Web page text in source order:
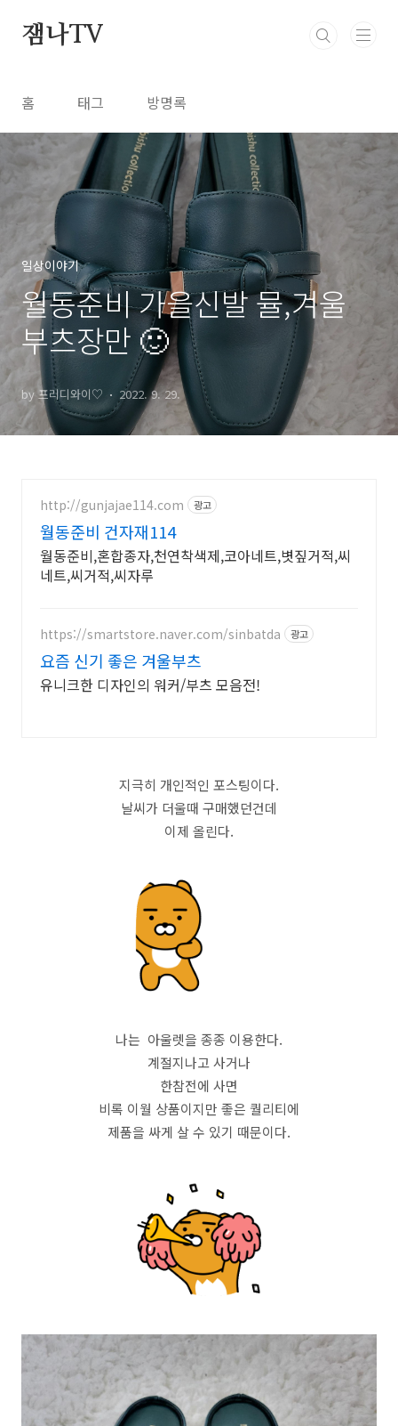
잼나TV
홈 태그 방명록
일상이야기
월동준비 가을신발 뮬,겨울
부츠장만 🙂
by 프리디와이♡ 2022. 9. 29.
http://gunjajae114.com 광고
월동준비 건자재114
월동준비,혼합종자,천연착색제,코아네트,볏짚거적,씨
네트,씨거적,씨자루
https://smartstore.naver.com/sinbatda 광고
요즘 신기 좋은 겨울부츠
유니크한 디자인의 워커/부츠 모음전!
지극히 개인적인 포스팅이다.
날씨가 더울때 구매했던건데
이제 올린다.
나는 아울렛을 종종 이용한다.
계절지나고 사거나
한참전에 사면
비록 이월 상품이지만 좋은 퀄리티에
제품을 싸게 살 수 있기 때문이다.